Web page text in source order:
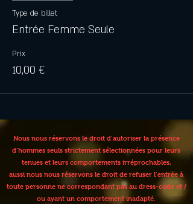
Type de billet
Entrée Femme Seule
Prix
10,00 €
Nous nous réservons le droit d’autoriser la présence
d’hommes seuls strictement sélectionnées pour leurs
tenues et leurs comportements irréprochables,
aussi nous nous réservons le droit de refuser l’entrée à
toute personne ne correspondant pas au dress-code et /
ou ayant un comportement inadapté.